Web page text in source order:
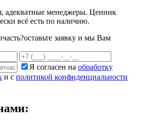
адекватные менеджеры. Ценник
всё есть по наличию.
оставьте заявку и мы Вам
Я согласен на обработку
и с политикой конфиденциальности